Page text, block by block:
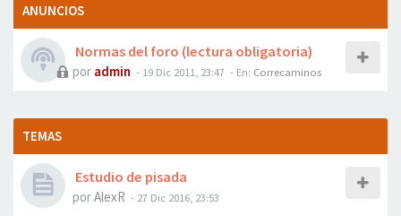
ANUNCIOS
Normas del foro (lectura obligatoria)
por admin - 19 Dic 2011, 23:47 - En: Correcaminos
TEMAS
Estudio de pisada
porAlexR - 27 Dic 2016, 23:53